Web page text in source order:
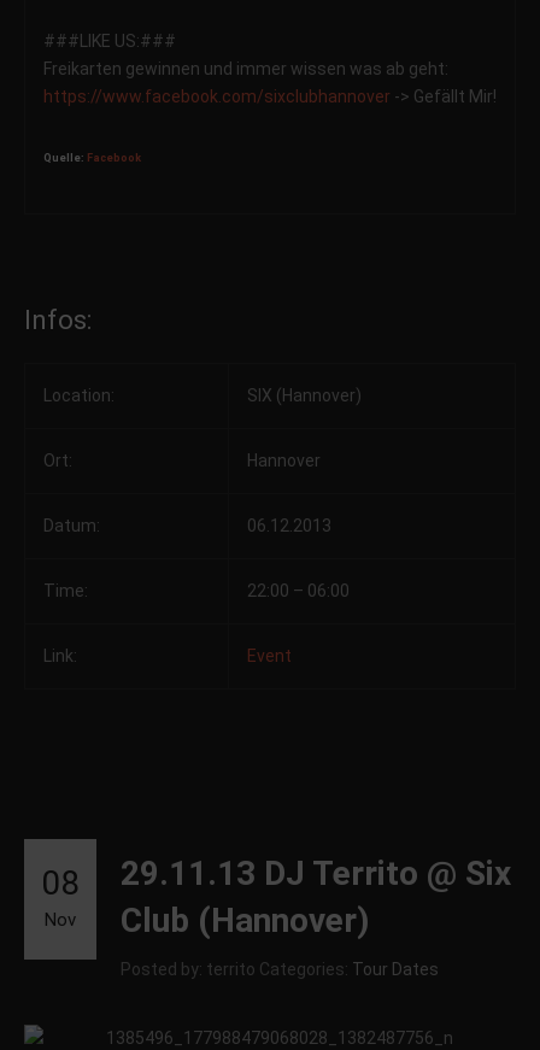
###LIKE US:###
Freikarten gewinnen und immer wissen was ab geht:
https://www.facebook.com/sixclubhannover -> Gefällt Mir!
Quelle: Facebook
Infos:
Location: SIX (Hannover)
Ort: Hannover
Datum: 06.12.2013
Time: 22:00 – 06:00
Link: Event
29.11.13 DJ Territo @ Six
Club (Hannover)
Posted by: territo Categories: Tour Dates
08
Nov